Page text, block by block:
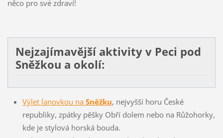
něco pro své zdraví!
Nejzajímavější aktivity v Peci pod
Sněžkou a okolí:
Výlet lanovkou na Sněžku, nejvyšší horu České
republiky, zpátky pěšky Obří dolem nebo na Růžohorky,
kde je stylová horská bouda.